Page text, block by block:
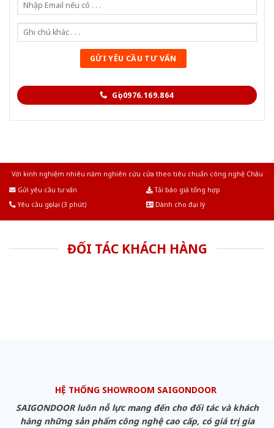
Gọi 0976.169.864
Với kinh nghiệm nhiêu năm nghiên cứu cửa theo tiêu chuẩn công nghệ Châu
Gửi yêu cầu tư vấn
Tải báo giá tổng hợp
Yêu cầu gọi lại (3 phút)
Dành cho đại lý
ĐỐI TÁC KHÁCH HÀNG
HỆ THỐNG SHOWROOM SAIGONDOOR
SAIGONDOOR luôn nỗ lực mang đến cho đối tác và khách
hàng những sản phẩm công nghệ cao cấp, có giá trị gia